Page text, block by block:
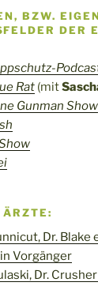
BZW.
DER
Rat (mit
Gunman Show
ÄRZTE:
Dr. Blake
Vorgänger
Dr.